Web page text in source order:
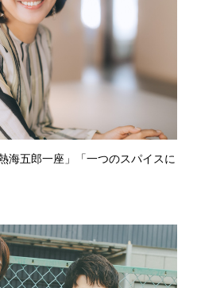
海五郎一座」「一つのスパイスに